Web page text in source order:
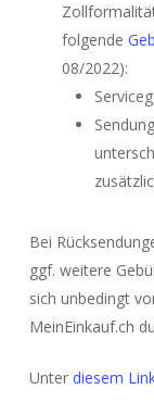
folgende
08/2022):
Bei
ggf. weitere
sich unbedingt
MeinEinkauf.ch
Unter diesem